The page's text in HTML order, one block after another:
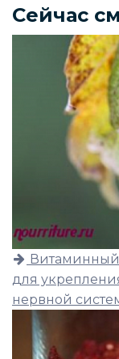
Сейчас
для
нервной